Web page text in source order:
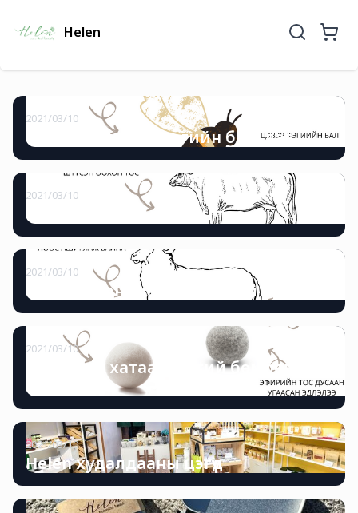
Helen
2021/03/10
Монгол түүхий эд зөгийн бал, лав
2021/03/10
Монгол түүхий эд өөхөн тос
2021/03/10
Монгол хониноос гаралтай түүхий эд.
2021/03/10
Угаалгын хатаагч эсгий бөмбөг гэж
юу вэ?
2021/03/10
Helen худалдааны цэгүүд